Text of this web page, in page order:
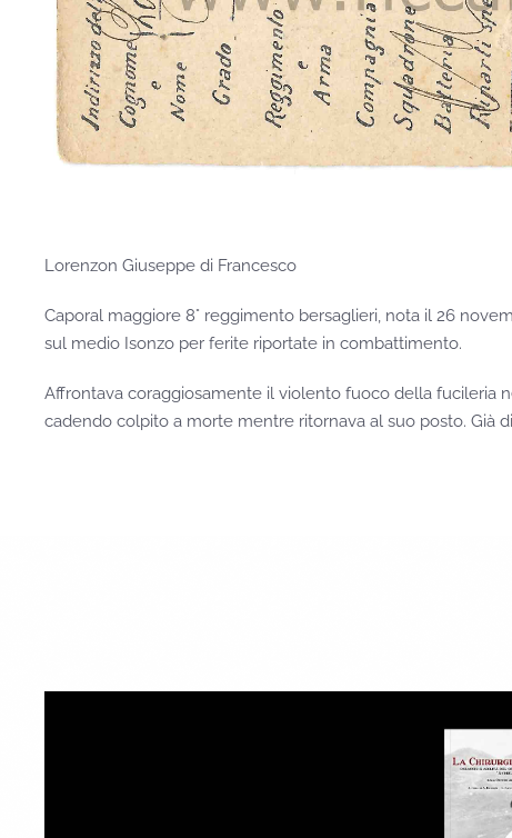
Lorenzon Giuseppe di Francesco
Caporal maggiore 8° reggimento bersaglieri, nota il 26
sul medio Isonzo per ferite riportate in combattimento.
Affrontava coraggiosamente il violento fuoco della fucileria
cadendo colpito a morte mentre ritornava al suo posto. Già